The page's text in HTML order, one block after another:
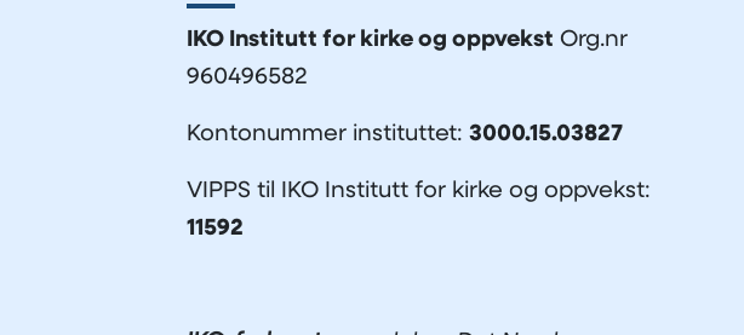
IKO Institutt for kirke og oppvekst Org.nr
960496582
Kontonummer instituttet:3000.15.03827
VIPPS til IKO Institutt for kirke og oppvekst:
11592